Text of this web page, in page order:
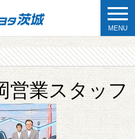
MENU
営業スタッフ